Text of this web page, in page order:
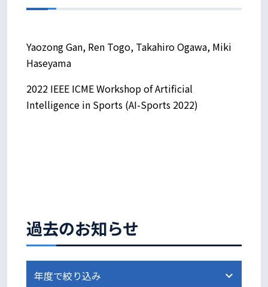
過去のお知らせ
Yaozong Gan, Ren Togo, Takahiro Ogawa, Miki
Haseyama
2022 IEEE ICME Workshop of Artificial
Intelligence in Sports (AI-Sports 2022)